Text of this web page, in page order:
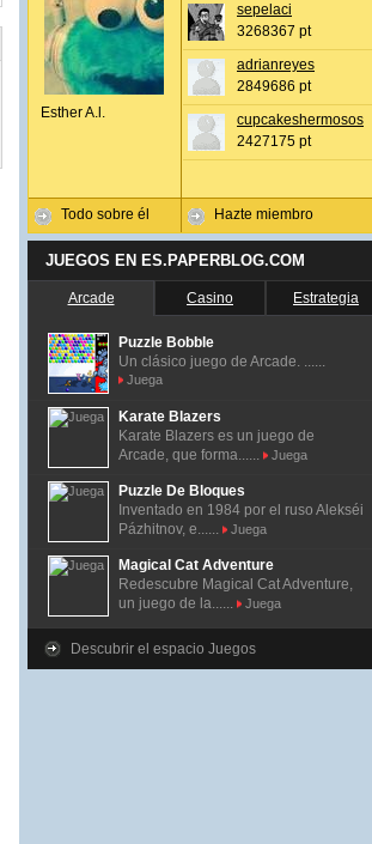
Esther A.l.
Todo sobre él
sepelaci
3268367 pt
adrianreyes
2849686 pt
cupcakeshermosos
2427175 pt
Hazte miembro
JUEGOS EN ES.PAPERBLOG.COM
Arcade Casino Estrategia
Puzzle Bobble
Un clásico juego de Arcade. ......
Juega
Karate Blazers
Karate Blazers es un juego de
Arcade, que forma......
Juega
Puzzle De Bloques
Inventado en 1984 por el ruso Alekséi
Pázhitnov, e......
Juega
Magical Cat Adventure
Redescubre Magical Cat Adventure,
un juego de la......
Juega
Descubrir el espacio Juegos